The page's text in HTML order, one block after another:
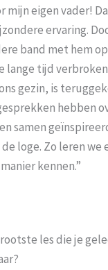
mijn eigen vader!
ervaring.
band met hem
lange tijd
gezin, is
hebben
samen
de loge. Zo leren we
kennen.”
les die je